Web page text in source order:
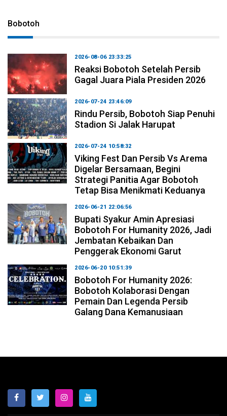
Bobotoh
2026-08-06 23:33:25
Reaksi Bobotoh Setelah Persib
Gagal Juara Piala Presiden 2026
2026-07-24 23:46:09
Rindu Persib, Bobotoh Siap Penuhi
Stadion Si Jalak Harupat
2026-07-24 10:58:32
Viking Fest Dan Persib Vs Arema
Digelar Bersamaan, Begini
Strategi Panitia Agar Bobotoh
Tetap Bisa Menikmati Keduanya
2026-06-21 22:06:56
Bupati Syakur Amin Apresiasi
Bobotoh For Humanity 2026, Jadi
Jembatan Kebaikan Dan
Penggerak Ekonomi Garut
2026-06-20 10:51:39
Bobotoh For Humanity 2026:
Bobotoh Kolaborasi Dengan
Pemain Dan Legenda Persib
Galang Dana Kemanusiaan